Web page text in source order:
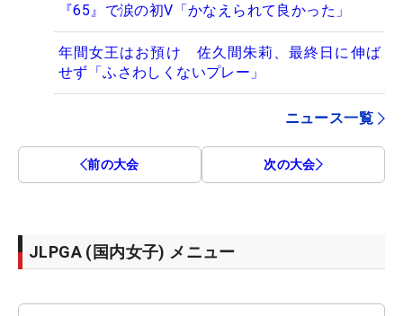
『65』で涙の初V「かなえられて良かった」
年間女王はお預け 佐久間朱莉、最終日に伸ば
せず「ふさわしくないプレー」
ニュース一覧
前の大会 次の大会
JLPGA (国内女子) メニュー